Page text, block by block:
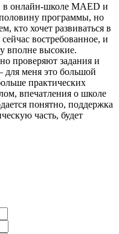
в онлайн-школе MAED и
программы, но
кто хочет развиваться в
востребованное, и
вполне высокие.
проверяют задания и
для меня это большой
практических
впечатления о школе
понятно, поддержка
часть, будет